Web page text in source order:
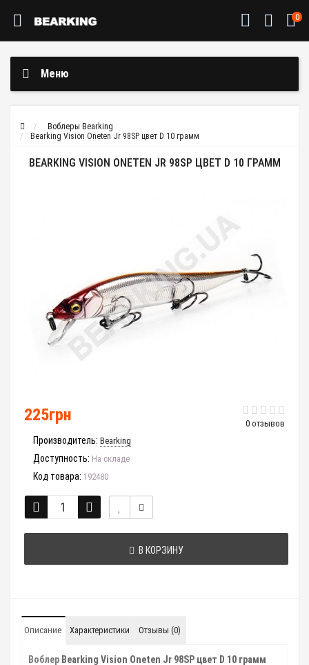
0
Меню
Воблеры Bearking
Bearking Vision Oneten Jr 98SP цвет D 10 грамм
BEARKING VISION ONETEN JR 98SP ЦВЕТ D 10 ГРАММ
0 отзывов
225грн
Производитель: Bearking
Доступность: На складе
Код товара: 192480
В КОРЗИНУ
Описание Характеристики Отзывы (0)
Воблер Bearking Vision Oneten Jr 98SP цвет D 10 грамм